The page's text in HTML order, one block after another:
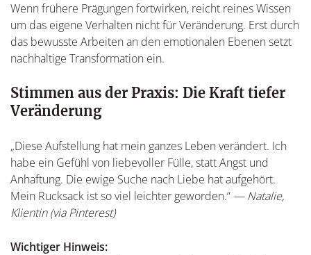
Wenn frühere Prägungen fortwirken, reicht reines Wissen
um das eigene Verhalten nicht für Veränderung. Erst durch
das bewusste Arbeiten an den emotionalen Ebenen setzt
nachhaltige Transformation ein.
Stimmen aus der Praxis: Die Kraft tiefer
Veränderung
„Diese Aufstellung hat mein ganzes Leben verändert. Ich
habe ein Gefühl von liebevoller Fülle, statt Angst und
Anhaftung. Die ewige Suche nach Liebe hat aufgehört.
Mein Rucksack ist so viel leichter geworden.“ — Natalie,
Klientin (via Pinterest)
Wichtiger Hinweis: